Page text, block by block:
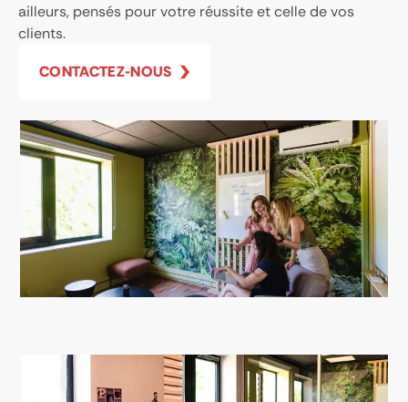
ailleurs, pensés pour votre réussite et celle de vos
clients.
CONTACTEZ-NOUS